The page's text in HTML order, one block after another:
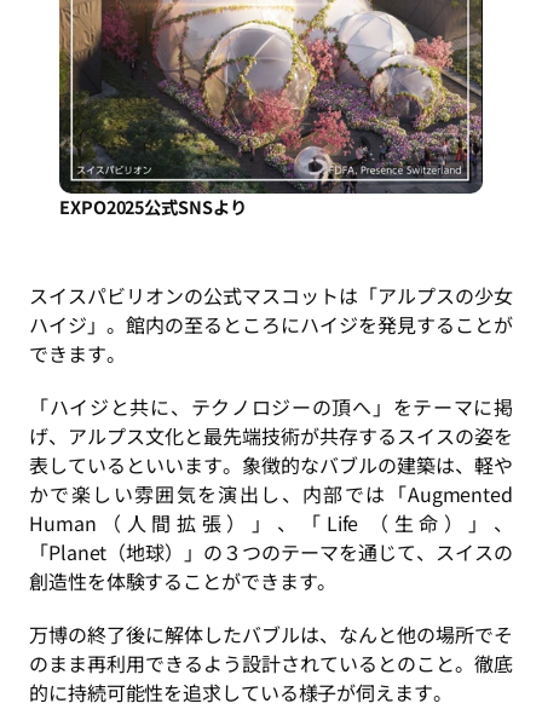
EXPO2025公式SNSより
スイスパビリオンの公式マスコットは「アルプスの少女
ハイジ」。館内の至るところにハイジを発見することが
できます。
「ハイジと共に、テクノロジーの頂へ」をテーマに掲
げ、アルプス文化と最先端技術が共存するスイスの姿を
表しているといいます。象徴的なバブルの建築は、軽や
かで楽しい雰囲気を演出し、内部では「Augmented
Human（人間拡張）」、「Life （生命）」、
「Planet（地球）」の３つのテーマを通じて、スイスの
創造性を体験することができます。
万博の終了後に解体したバブルは、なんと他の場所でそ
のまま再利用できるよう設計されているとのこと。徹底
的に持続可能性を追求している様子が伺えます。